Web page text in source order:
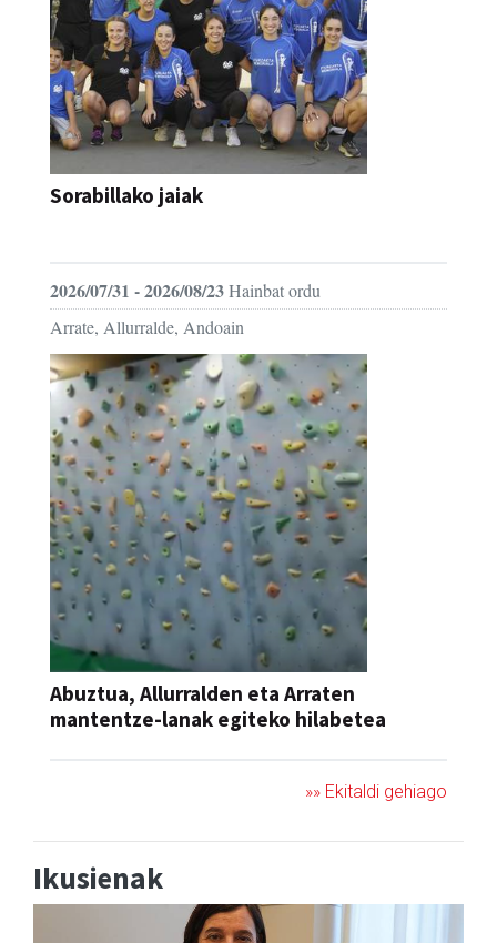
Sorabillako jaiak
2026/07/31 - 2026/08/23Hainbat ordu
Arrate, Allurralde, Andoain
Abuztua, Allurralden eta Arraten
mantentze-lanak egiteko hilabetea
»» Ekitaldi gehiago
Ikusienak